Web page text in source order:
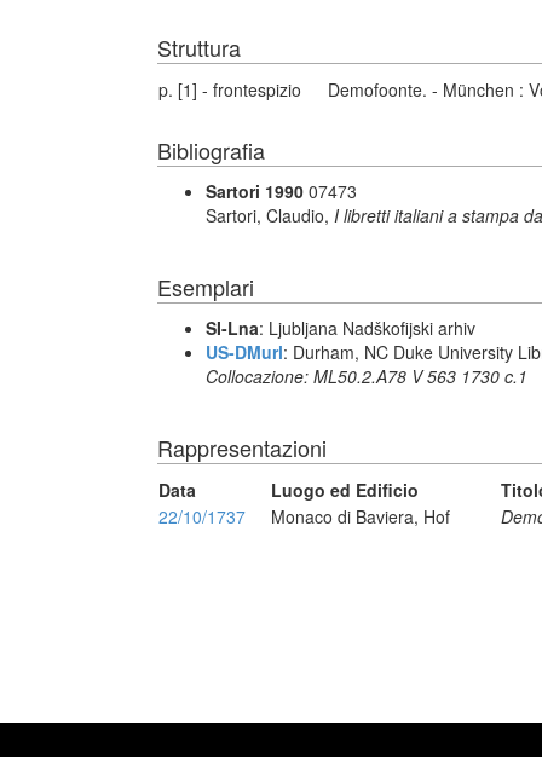
Struttura
p. [1] - frontespizio Demofoonte. - München :
Bibliografia
Sartori 1990 07473
Sartori, Claudio, I libretti italiani a stampa
Esemplari
SI-Lna: Ljubljana Nadškofijski arhiv
US-DMurl: Durham, NC Duke University
Collocazione: ML50.2.A78 V 563 1730 c.1
Rappresentazioni
Data Luogo ed Edificio
22/10/1737
Monaco di Baviera, Hof